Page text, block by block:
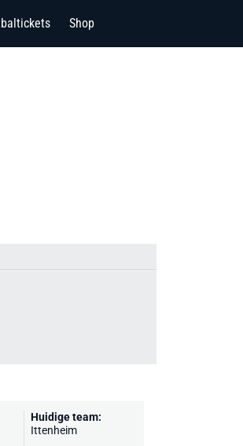
Shop
Huidige team:
Ittenheim